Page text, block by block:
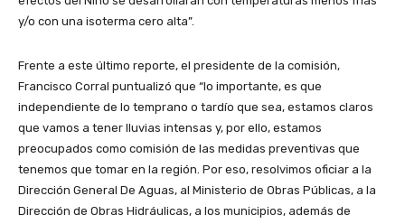
y/o con una isoterma cero alta”.
Frente a este último reporte, el presidente de la comisión,
Francisco Corral puntualizó que “lo importante, es que
independiente de lo temprano o tardío que sea, estamos claros
que vamos a tener lluvias intensas y, por ello, estamos
preocupados como comisión de las medidas preventivas que
tenemos que tomar en la región. Por eso, resolvimos oficiar a la
Dirección General De Aguas, al Ministerio de Obras Públicas, a la
Dirección de Obras Hidráulicas, a los municipios, además de